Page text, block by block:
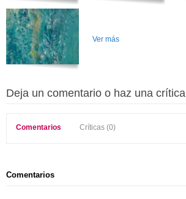
Ver más
Deja un comentario o haz una crítica
Comentarios Críticas (0)
Comentarios